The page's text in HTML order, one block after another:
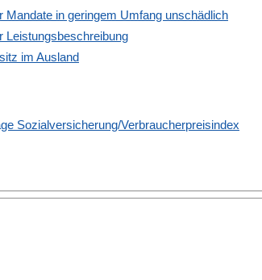
in geringem Umfang unschädlich
Leistungsbeschreibung
im Ausland
Sozialversicherung/Verbraucherpreisindex